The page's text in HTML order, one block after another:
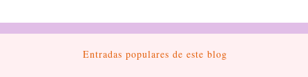
Entradas populares de este blog